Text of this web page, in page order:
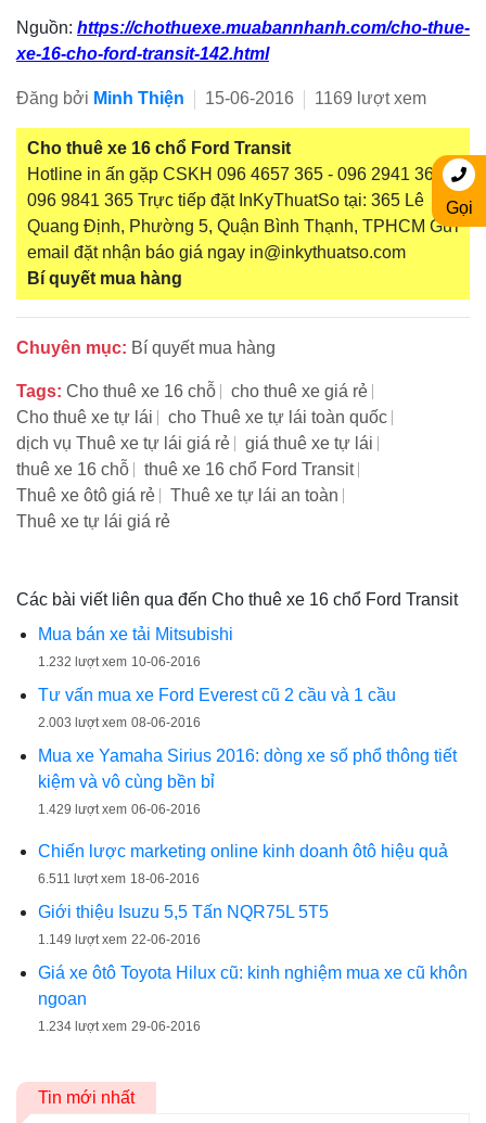
Nguồn: https://chothuexe.muabannhanh.com/cho-thue-
xe-16-cho-ford-transit-142.html
Đăng bởi Minh Thiện 15-06-2016 1169 lượt xem
Cho thuê xe 16 chổ Ford Transit
Hotline in ấn gặp CSKH 096 4657 365 - 096 2941 365 -
096 9841 365 Trực tiếp đặt InKyThuatSo tại: 365 Lê
Quang Định, Phường 5, Quận Bình Thạnh, TPHCM Gửi
email đặt nhận báo giá ngay in@inkythuatso.com
Bí quyết mua hàng
Chuyên mục: Bí quyết mua hàng
Tags: Cho thuê xe 16 chỗ
cho thuê xe giá rẻ
Cho thuê xe tự lái
cho Thuê xe tự lái toàn quốc
dịch vụ Thuê xe tự lái giá rẻ
giá thuê xe tự lái
thuê xe 16 chỗ
thuê xe 16 chổ Ford Transit
Thuê xe ôtô giá rẻ
Thuê xe tự lái an toàn
Thuê xe tự lái giá rẻ
Các bài viết liên qua đến Cho thuê xe 16 chổ Ford Transit
Mua bán xe tải Mitsubishi
1.232 lượt xem 10-06-2016
Tư vấn mua xe Ford Everest cũ 2 cầu và 1 cầu
2.003 lượt xem 08-06-2016
Mua xe Yamaha Sirius 2016: dòng xe số phổ thông tiết
kiệm và vô cùng bền bỉ
1.429 lượt xem 06-06-2016
Chiến lược marketing online kinh doanh ôtô hiệu quả
6.511 lượt xem 18-06-2016
Giới thiệu Isuzu 5,5 Tấn NQR75L 5T5
1.149 lượt xem 22-06-2016
Giá xe ôtô Toyota Hilux cũ: kinh nghiệm mua xe cũ khôn
ngoan
1.234 lượt xem 29-06-2016
Tin mới nhất
Gọi